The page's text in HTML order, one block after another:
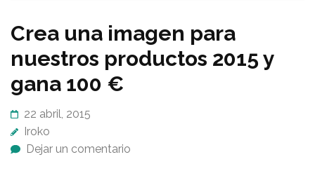
Crea una imagen para
nuestros productos 2015 y
gana 100 €
22 abril, 2015
Iroko
Dejar un comentario